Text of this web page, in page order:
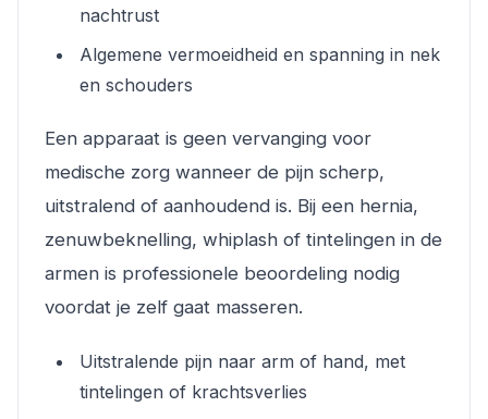
nachtrust
Algemene vermoeidheid en spanning in nek
en schouders
Een apparaat is geen vervanging voor
medische zorg wanneer de pijn scherp,
uitstralend of aanhoudend is. Bij een hernia,
zenuwbeknelling, whiplash of tintelingen in de
armen is professionele beoordeling nodig
voordat je zelf gaat masseren.
Uitstralende pijn naar arm of hand, met
tintelingen of krachtsverlies